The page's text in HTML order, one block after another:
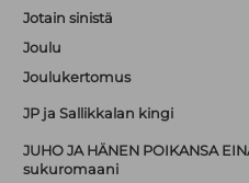
Jotain sinistä
Joulu
Joulukertomus
JP ja Sallikkalan kingi
JUHO JA HÄNEN POIKANSA
sukuromaani